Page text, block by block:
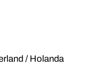
/ Holanda